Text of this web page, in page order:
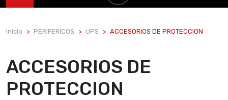
Inicio PERIFERICOS UPS ACCESORIOS DE PROTECCION
ACCESORIOS DE
PROTECCION